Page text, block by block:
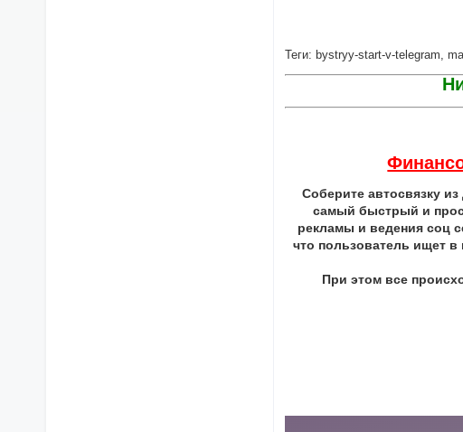
Теги: bystryy-start-v-telegram,
Соберите автосвязку
самый быстрый и
рекламы и ведения соц
что пользователь ищет
При этом все